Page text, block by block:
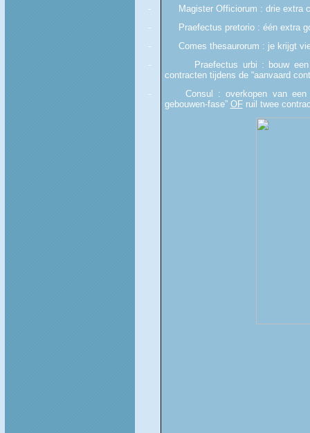
-
Magister Officiorum : drie extra
-
Praefectus pretorio : één extra
-
Comes thesaurorum : je krijgt
-
Praefectus urbi : bouw
contracten tijdens de “aanvaard
-
Consul : overkopen van een
gebouwen-fase” OFruil twee